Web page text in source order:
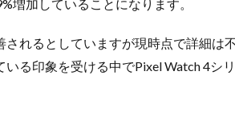
増加していることになります。
されるとしていますが現時点で詳細は
いる印象を受ける中でPixel Watch 4シ